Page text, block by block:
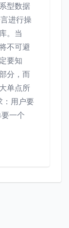
型数据
进行操
。当
不可避
要知
分，而
单点所
：用户要
一个